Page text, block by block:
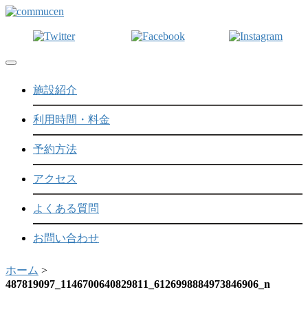
Toggle navigation
施設紹介
利用時間・料金
予約方法
アクセス
よくある質問
お問い合わせ
ホーム >
487819097_1146700640829811_6126998884973846906_n